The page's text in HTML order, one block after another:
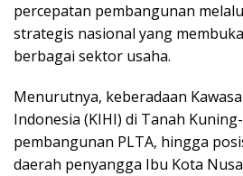
percepatan pembangunan
strategis nasional yang
berbagai sektor usaha.
Menurutnya, keberadaan
Indonesia (KIHI) di Tanah
pembangunan PLTA, hingga
daerah penyangga Ibu Kota